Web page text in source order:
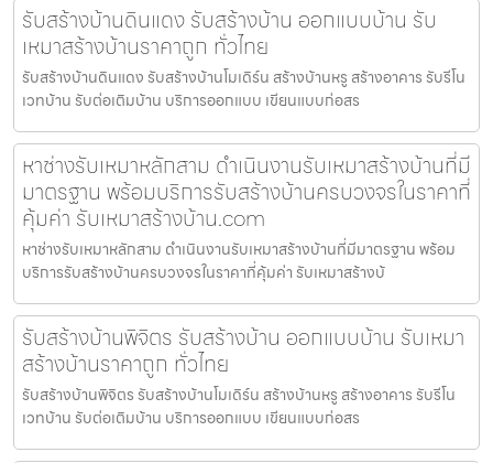
รับสร้างบ้านดินแดง รับสร้างบ้าน ออกแบบบ้าน รับ
เหมาสร้างบ้านราคาถูก ทั่วไทย
รับสร้างบ้านดินแดง รับสร้างบ้านโมเดิร์น สร้างบ้านหรู สร้างอาคาร รับรีโน
เวทบ้าน รับต่อเติมบ้าน บริการออกแบบ เขียนแบบก่อสร
หาช่างรับเหมาหลักสาม ดำเนินงานรับเหมาสร้างบ้านที่มี
มาตรฐาน พร้อมบริการรับสร้างบ้านครบวงจรในราคาที่
คุ้มค่า รับเหมาสร้างบ้าน.com
หาช่างรับเหมาหลักสาม ดำเนินงานรับเหมาสร้างบ้านที่มีมาตรฐาน พร้อม
บริการรับสร้างบ้านครบวงจรในราคาที่คุ้มค่า รับเหมาสร้างบ้
รับสร้างบ้านพิจิตร รับสร้างบ้าน ออกแบบบ้าน รับเหมา
สร้างบ้านราคาถูก ทั่วไทย
รับสร้างบ้านพิจิตร รับสร้างบ้านโมเดิร์น สร้างบ้านหรู สร้างอาคาร รับรีโน
เวทบ้าน รับต่อเติมบ้าน บริการออกแบบ เขียนแบบก่อสร